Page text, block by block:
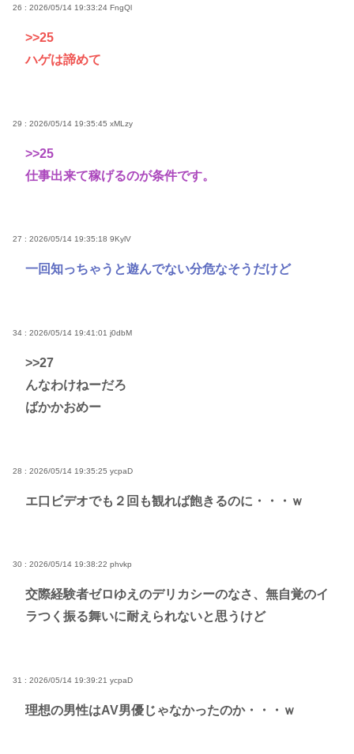
26 : 2026/05/14 19:33:24 FngQl
>>25
ハゲは諦めて
29 : 2026/05/14 19:35:45 xMLzy
>>25
仕事出来て稼げるのが条件です。
27 : 2026/05/14 19:35:18 9KylV
一回知っちゃうと遊んでない分危なそうだけど
34 : 2026/05/14 19:41:01 j0dbM
>>27
んなわけねーだろ
ばかかおめー
28 : 2026/05/14 19:35:25 ycpaD
エ口ビデオでも２回も観れば飽きるのに・・・ｗ
30 : 2026/05/14 19:38:22 phvkp
交際経験者ゼロゆえのデリカシーのなさ、無自覚のイ
ラつく振る舞いに耐えられないと思うけど
31 : 2026/05/14 19:39:21 ycpaD
理想の男性はAV男優じゃなかったのか・・・ｗ